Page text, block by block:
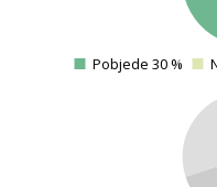
Pobjede 30 %